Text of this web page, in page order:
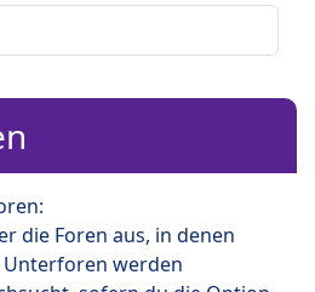
die Foren aus, in denen
werden